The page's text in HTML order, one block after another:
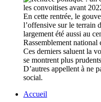
En cette rentrée, le
l’offensive sur le terrain
largement été aussi au
Rassemblement national
Ces derniers saluent la
se montrent plus
D’autres appellent à ne
social.
Accueil